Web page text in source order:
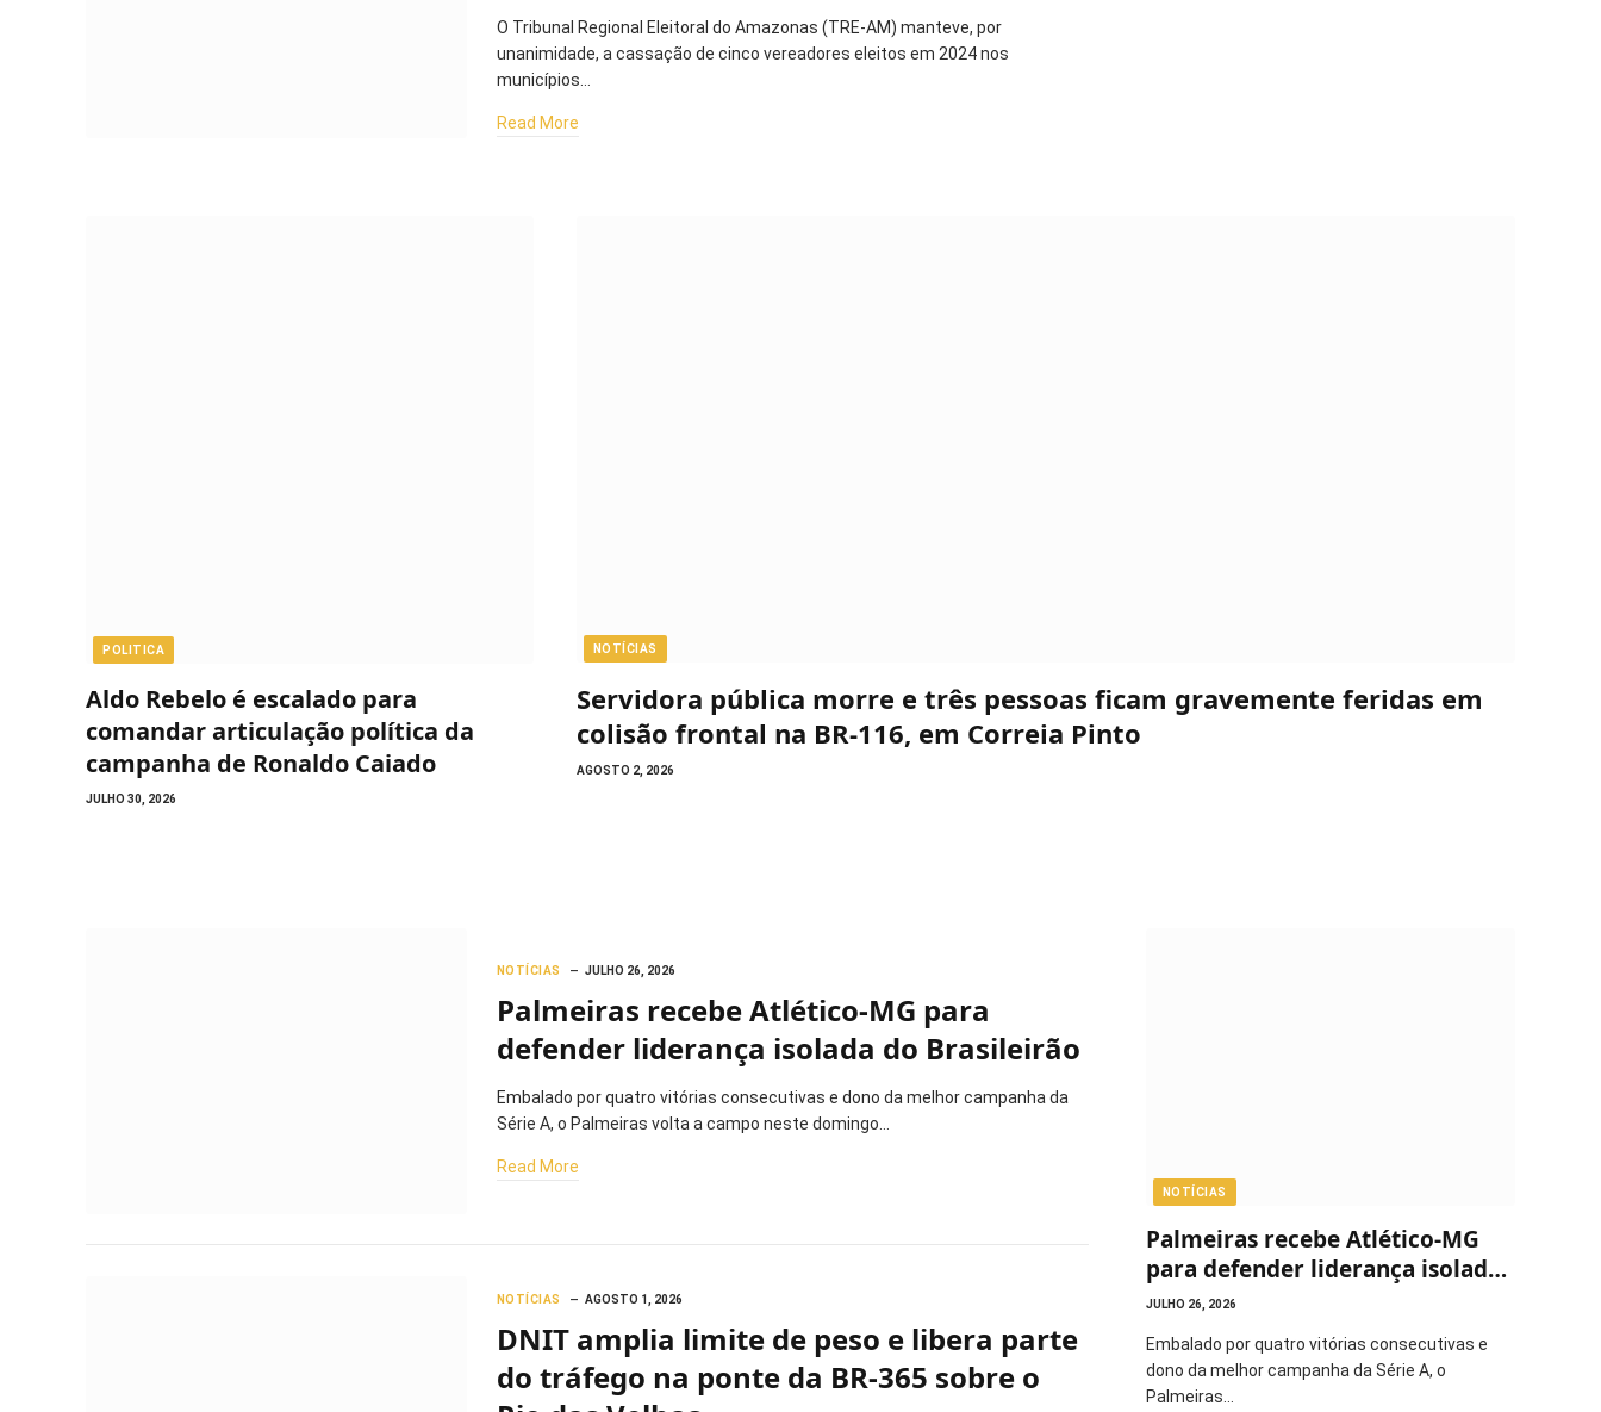
O Tribunal Regional Eleitoral do Amazonas (TRE-AM) manteve, por
unanimidade, a cassação de cinco vereadores eleitos em 2024 nos
municípios…
Read More
POLITICA
Aldo Rebelo é escalado para
comandar articulação política da
campanha de Ronaldo Caiado
JULHO 30, 2026
NOTÍCIAS
Servidora pública morre e três pessoas ficam gravemente feridas em
colisão frontal na BR-116, em Correia Pinto
AGOSTO 2, 2026
NOTÍCIAS JULHO 26, 2026
Palmeiras recebe Atlético-MG para
defender liderança isolada do Brasileirão
Embalado por quatro vitórias consecutivas e dono da melhor campanha da
Série A, o Palmeiras volta a campo neste domingo…
Read More
NOTÍCIAS AGOSTO 1, 2026
DNIT amplia limite de peso e libera parte
do tráfego na ponte da BR-365 sobre o
NOTÍCIAS
Palmeiras recebe Atlético-MG
para defender liderança isolada
do Brasileirão
JULHO 26, 2026
Embalado por quatro vitórias consecutivas e
dono da melhor campanha da Série A, o
Palmeiras…